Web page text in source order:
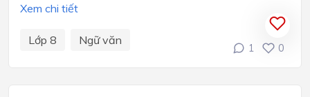
Xem chi tiết
Lớp 8 Ngữ văn
1 0